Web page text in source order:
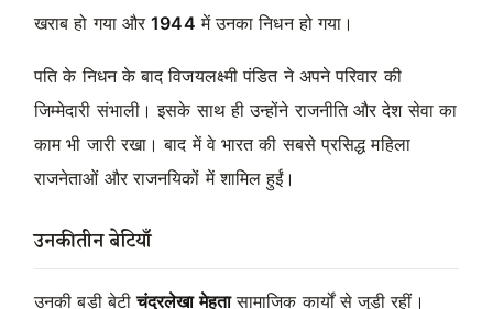
खराब हो गया और1944 में उनका निधन हो गया।
पति के निधन के बाद विजयलक्ष्मी पंडित ने अपने परिवार की
जिम्मेदारी संभाली। इसके साथ ही उन्होंने राजनीति और देश सेवा का
काम भी जारी रखा। बाद में वे भारत की सबसे प्रसिद्ध महिला
राजनेताओं और राजनयिकों में शामिल हुईं।
उनकी तीन बेटियाँ
उनकी बड़ी बेटीचंद्रलेखा मेहतासामाजिक कार्यों से जुड़ी रहीं।